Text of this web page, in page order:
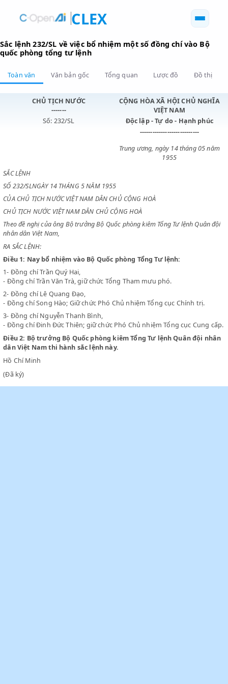
CLEX
Sắc lệnh 232/SL về việc bổ nhiệm một số đồng chí vào
quốc phòng tổng tư lệnh
Toàn văn
CHỦ TỊCH NƯỚC
-------
CỘNG HÒA XÃ HỘI CHỦ
VIỆT NAM
Độc lập - Tự do - Hạnh
----------------------------
SẮC LỆNH
SỐ 232/SLNGÀY 14 THÁNG 5 NĂM 1955
CỦA CHỦ TỊCH NƯỚC VIỆT NAM DÂN CHỦ CỘNG HOÀ
CHỦ TỊCH NƯỚC VIỆT NAM DÂN CHỦ CỘNG HOÀ
Theo đề nghị của ông Bộ trưởng Bộ Quốc phòng kiêm Tổng Tư lệnh
nhân dân Việt Nam,
RA SẮC LỆNH:
Điều 1: Nay bổ nhiệm vào Bộ Quốc phòng Tổng Tư lệnh:
1-Đồng chí Trần Quý Hai,
- Đồng chí Trần Văn Trà, giữ chức Tổng Tham mưu phó.
2-Đồng chí Lê Quang Đạo,
- Đồng chí Song Hào; Giữ chức Phó Chủ nhiệm Tổng cục Chính trị.
3-Đồng chí Nguyễn Thanh Bình,
- Đồng chí Đinh Đức Thiên; giữ chức Phó Chủ nhiệm Tổng cục
Điều 2:
dân Việt Nam thi hành sắc lệnh này.